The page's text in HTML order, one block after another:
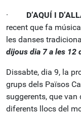
· D’AQUÍ I
recent que fa
les danses
dijous dia 7 a les 12
Dissabte, dia 9, la
grups dels Països
suggerents, que
diferents llocs del